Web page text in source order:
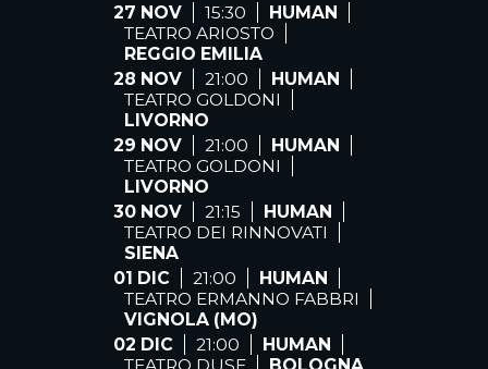
27 NOV
15:30
HUMAN
TEATRO ARIOSTO
REGGIO EMILIA
28 NOV
21:00
HUMAN
TEATRO GOLDONI
LIVORNO
29 NOV
21:00
HUMAN
TEATRO GOLDONI
LIVORNO
30 NOV
21:15
HUMAN
TEATRO DEI RINNOVATI
SIENA
01 DIC
21:00
HUMAN
TEATRO ERMANNO FABBRI
VIGNOLA (MO)
02 DIC
21:00
HUMAN